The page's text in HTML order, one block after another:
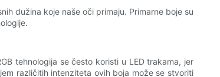
dužina koje naše oči primaju. Primarne boje su
tehnologija se često koristi u LED trakama, jer
različitih intenziteta ovih boja može se stvoriti